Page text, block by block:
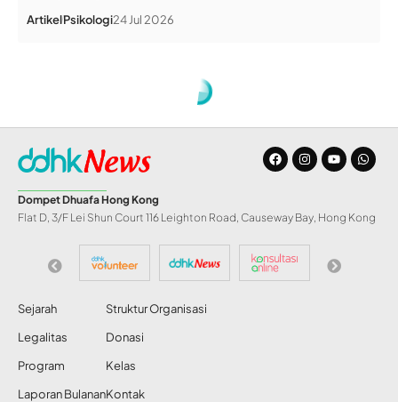
ArtikelPsikologi24 Jul 2026
Dompet Dhuafa Hong Kong
Flat D, 3/F Lei Shun Court 116 Leighton Road, Causeway Bay, Hong Kong
Sejarah
Legalitas
Program
Laporan Bulanan
Struktur Organisasi
Donasi
Kelas
Kontak